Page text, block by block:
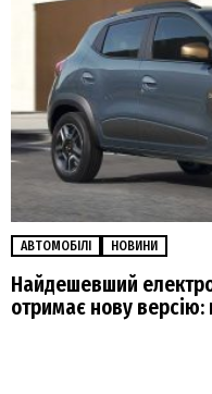
АВТОМОБІЛІ НОВИНИ
Найдешевший
отримає нову версію: